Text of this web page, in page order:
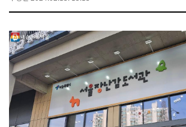
통
포